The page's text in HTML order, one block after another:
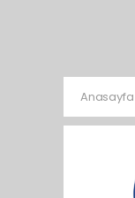
Anasayfa